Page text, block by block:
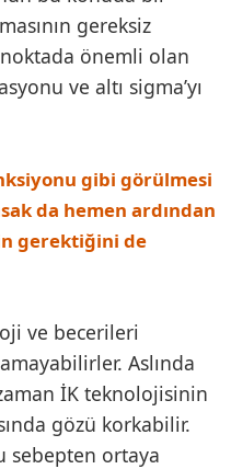
gereksiz
önemli olan
ve altı sigma’yı
gibi görülmesi
da hemen ardından
gerektiğini de
ve becerileri
Aslında
İK teknolojisinin
gözü korkabilir.
sebepten ortaya